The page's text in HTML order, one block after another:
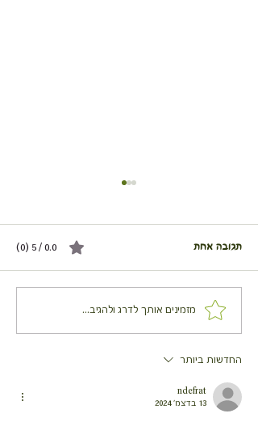
אושפלו פרגיות, אורז וירקות -
תגובה אחת 0.0 / 5 ‏(0)
מזמינים אותך לדרג ולהגיב...
החדשות ביותר
ndefrat
13 בדצמ׳ 2024